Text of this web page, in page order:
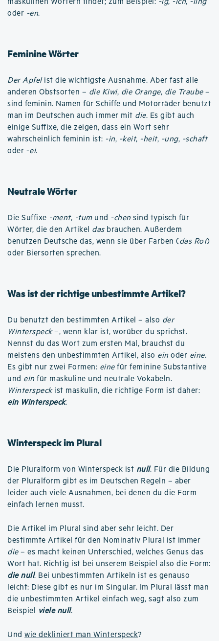
oder -en.
Feminine Wörter
Der Apfelist die wichtigste Ausnahme. Aber fast alle
anderen Obstsorten – die Kiwi, die Orange, die Traube–
sind feminin. Namen für Schiffe und Motorräder benutzt
man im Deutschen auch immer mit die. Es gibt auch
einige Suffixe, die zeigen, dass ein Wort sehr
wahrscheinlich feminin ist: -in, -keit, -heit, -ung, -schaft
oder -ei.
Neutrale Wörter
Die Suffixe -ment, -tumund -chen sind typisch für
Wörter, die den Artikel dasbrauchen. Außerdem
benutzen Deutsche das, wenn sie über Farben (das Rot)
oder Biersorten sprechen.
Was ist der richtige unbestimmte Artikel?
Du benutzt den bestimmten Artikel – also der
Winterspeck–, wenn klar ist, worüber du sprichst.
Nennst du das Wort zum ersten Mal, brauchst du
meistens den unbestimmten Artikel, also ein oder eine.
Es gibt nur zwei Formen: einefür feminine Substantive
und ein für maskuline und neutrale Vokabeln.
Winterspeckist maskulin, die richtige Form ist daher:
ein Winterspeck.
Winterspeck im Plural
Die Pluralform von Winterspeck ist null. Für die Bildung
der Pluralform gibt es im Deutschen Regeln – aber
leider auch viele Ausnahmen, bei denen du die Form
einfach lernen musst.
Die Artikel im Plural sind aber sehr leicht. Der
bestimmte Artikel für den Nominativ Plural ist immer
die– es macht keinen Unterschied, welches Genus das
Wort hat. Richtig ist bei unserem Beispiel also die Form:
die null. Bei unbestimmten Artikeln ist es genauso
leicht: Diese gibt es nur im Singular. Im Plural lässt man
die unbestimmten Artikel einfach weg, sagt also zum
Beispiel viele null.
Und wie dekliniert man Winterspeck?